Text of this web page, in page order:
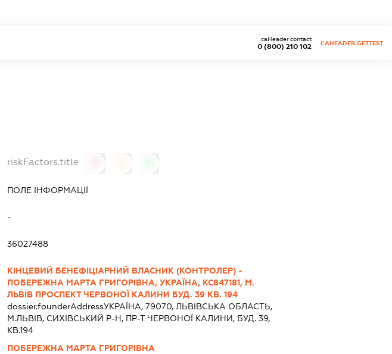
0 (800) 210 102
caHeader.contact
CAHEADER.GETTEST
riskFactors.title
ПОЛЕ ІНФОРМАЦІЇ
-
36027488
КІНЦЕВИЙ БЕНЕФІЦІАРНИЙ ВЛАСНИК (КОНТРОЛЕР) -
ПОБЕРЕЖНА МАРТА ГРИГОРІВНА, УКРАЇНА, КС847181, М.
ЛЬВІВ ПРОСПЕКТ ЧЕРВОНОЇ КАЛИНИ БУД. 39 КВ. 194
dossier.founderAddressУКРАЇНА, 79070, ЛЬВIВСЬКА ОБЛАСТЬ,
М.ЛЬВІВ, СИХІВСЬКИЙ Р-Н, ПР-Т ЧЕРВОНОЇ КАЛИНИ, БУД. 39,
КВ.194
ПОБЕРЕЖНА МАРТА ГРИГОРІВНА